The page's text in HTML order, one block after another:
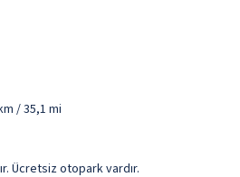
/ 35,1 mi
Ücretsiz otopark vardır.